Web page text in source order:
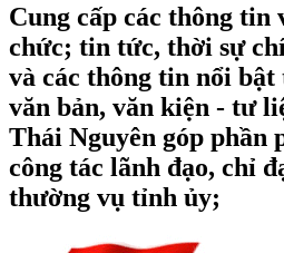
Cung cấp các thông tin
chức; tin tức, thời sự
và các thông tin nổi
văn bản, văn kiện - tư
Thái Nguyên góp phần
công tác lãnh đạo, chỉ
thường vụ tỉnh ủy;